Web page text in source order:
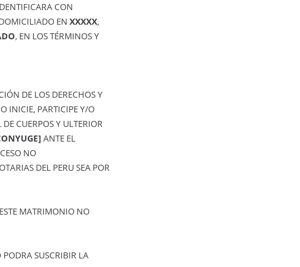
CON
EN XXXXX,
, EN LOS TÉRMINOS Y
DE LOS DERECHOS Y
INICIE, PARTICIPE Y/O
CUERPOS Y ULTERIOR
ANTE EL
NO
DEL PERU SEA POR
MATRIMONIO NO
PODRA SUSCRIBIR LA